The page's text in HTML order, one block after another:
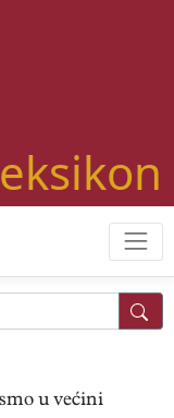
u većini